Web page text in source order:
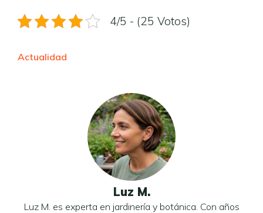
4/5 - (25 Votos)
Actualidad
Luz M.
Luz M. es experta en jardinería y botánica. Con años